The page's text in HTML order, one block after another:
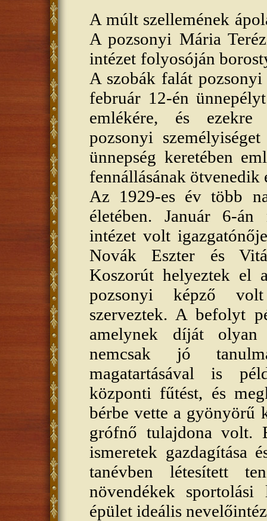
A múlt szellemének
A pozsonyi Mária
intézet folyosóján
A szobák falát
február 12-én
emlékére, és ezekre
pozsonyi
ünnepség keretében
fennállásának
Az 1929-es év több
életében. Január 6-
intézet volt
Novák Eszter és
Koszorút helyeztek el
pozsonyi képző
szerveztek. A befolyt
amelynek díját
nemcsak jó
magatartásával is
központi fűtést, és
bérbe vette a gyönyörű
grófnő tulajdona volt.
ismeretek gazdagítása
tanévben létesített
növendékek
épület ideális